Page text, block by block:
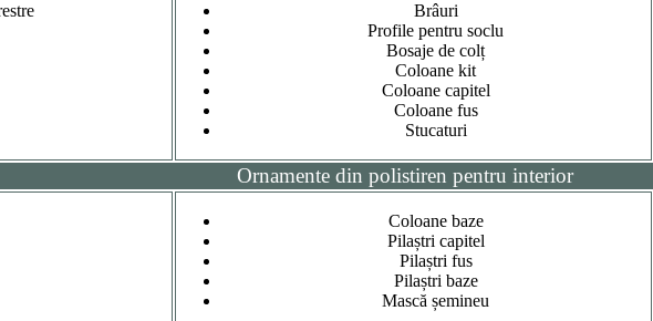
Brâuri
Profile pentru soclu
Bosaje de colț
Coloane kit
Coloane capitel
Coloane fus
Stucaturi
Ornamente din polistiren pentru interior
Coloane baze
Pilaștri capitel
Pilaștri fus
Pilaștri baze
Mască șemineu